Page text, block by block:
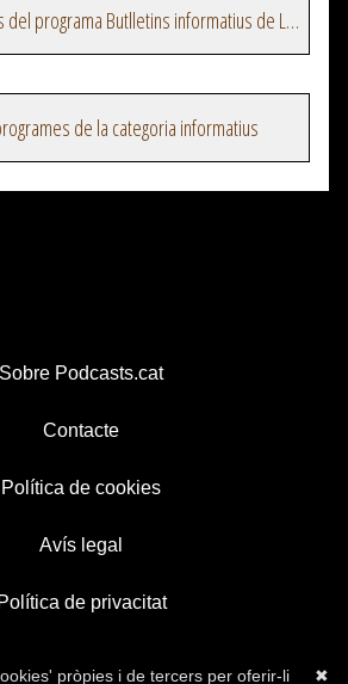
Veure més episodis del programa Butlletins informatius de La Xarxa
de la categoria informatius
Sobre Podcasts.cat
Contacte
Política de cookies
Avís legal
Política de privacitat
✖
pròpies i de tercers per oferir-li